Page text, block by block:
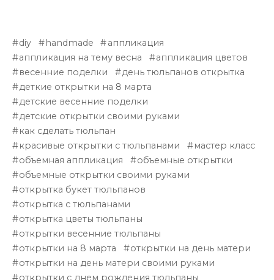
diy handmade
аппликация
аппликация на тему весна
аппликация цветов
весенние поделки
день тюльпанов открытка
деткие открытки на 8 марта
детские весенние поделки
детские открытки своими руками
как сделать тюльпан
красивые открытки с тюльпанами
мастер класс
объемная аппликация
объемные открытки
объемные открытки своими руками
открытка букет тюльпанов
открытка с тюльпанами
открытка цветы тюльпаны
открытки весенние тюльпаны
открытки на 8 марта
открытки на день матери
открытки на день матери своими руками
открытки с днем рождения тюльпаны